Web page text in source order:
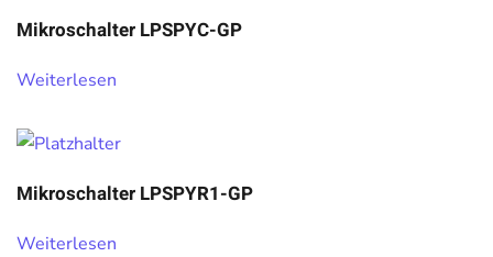
Mikroschalter LPSPYC-GP
Weiterlesen
Mikroschalter LPSPYR1-GP
Weiterlesen